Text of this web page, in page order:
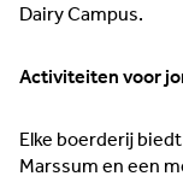
Dairy Campus.
Activiteiten voor
Elke boerderij
Marssum en een